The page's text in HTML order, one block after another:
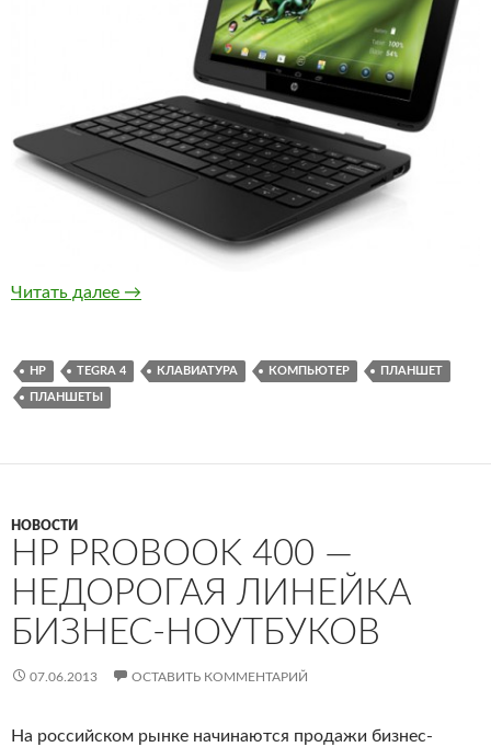
Читать далее HP Slatebook x2 появился в продаже за
→
HP TEGRA 4 КЛАВИАТУРА КОМПЬЮТЕР ПЛАНШЕТ
ПЛАНШЕТЫ
НОВОСТИ
HP PROBOOK 400 —
НЕДОРОГАЯ ЛИНЕЙКА
БИЗНЕС-НОУТБУКОВ
07.06.2013 ОСТАВИТЬ КОММЕНТАРИЙ
На российском рынке начинаются продажи бизнес-